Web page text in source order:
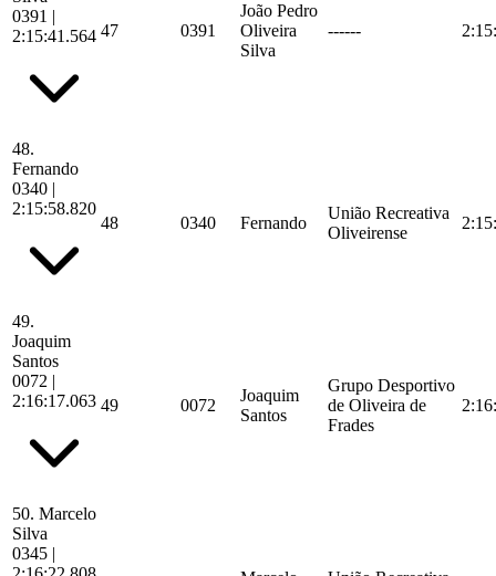
0391 |
2:15:41.564 47 0391
João Pedro
Oliveira
Silva
------
48.
Fernando
0340 |
2:15:58.820
48 0340 Fernando
União Recreativa
Oliveirense
49.
Joaquim
Santos
0072 |
2:16:17.063 49 0072
Joaquim
Santos
Grupo Desportivo
de Oliveira de
Frades
50. Marcelo
Silva
0345 |